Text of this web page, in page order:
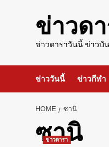
ข่าวด
ข่าวดาราวันนี้ ข่าวบั
ข่าววันนี้ ข่าวกีฬา
HOME ซานิ
ซานิ
ข่าวดารา